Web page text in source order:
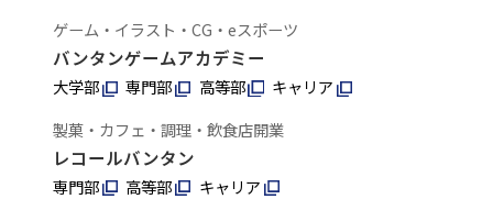
ゲーム・イラスト・CG・eスポーツ
バンタンゲームアカデミー
大学部 専門部 高等部
キャリア
製菓・カフェ・調理・飲食店開業
レコールバンタン
専門部 高等部
キャリア